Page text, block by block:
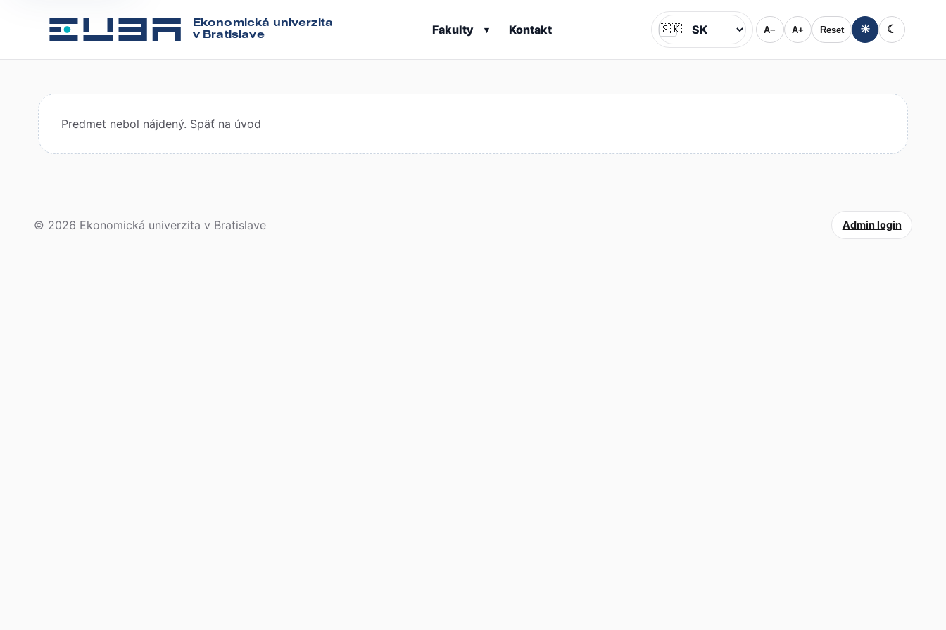
Ekonomická univerzita
v Bratislave
Fakulty ▾ Kontakt Jazyk
🇸🇰 A− A+ Reset ☀ ☾
Predmet nebol nájdený. Späť na úvod
© 2026 Ekonomická univerzita v Bratislave Admin login